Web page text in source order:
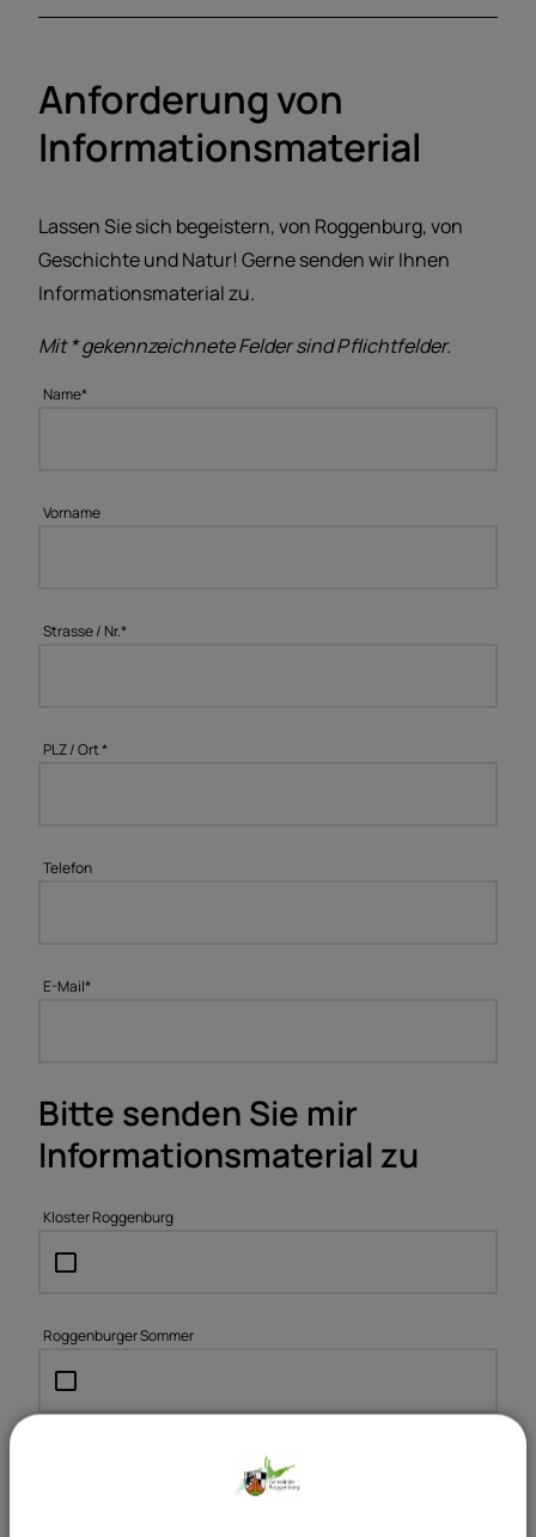
Anforderung von
Informationsmaterial
Lassen Sie sich begeistern, von Roggenburg, von
Geschichte und Natur! Gerne senden wir Ihnen
Informationsmaterial zu.
Mit * gekennzeichnete Felder sind Pflichtfelder.
Name*
Vorname
Strasse / Nr.*
PLZ / Ort*
Telefon
E-Mail*
Bitte senden Sie mir
Informationsmaterial zu
Kloster Roggenburg
Roggenburger Sommer